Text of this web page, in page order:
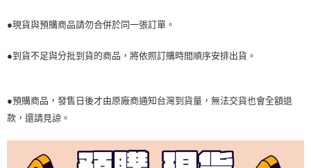
●現貨與預購商品請勿合併於同一張訂單。
●到貨不足與分批到貨的商品，將依照訂購時間順序安排出貨。
●預購商品，發售日後才由原廠商通知台灣到貨量，無法交貨也會全額退
款，還請見諒。